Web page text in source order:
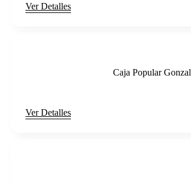
Ver Detalles
Caja Popular
Ver Detalles